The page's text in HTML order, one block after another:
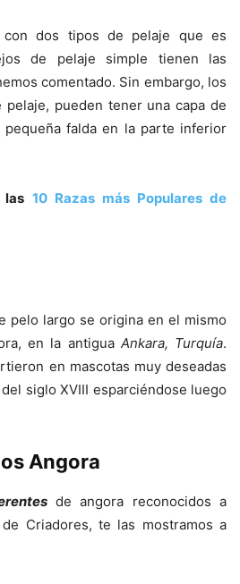
con dos tipos de pelaje que es
de pelaje simple tienen las
comentado. Sin embargo, los
pueden tener una capa de
pequeña falda en la parte inferior
las 10 Razas más Populares de
pelo largo se origina en el mismo
en la antigua Ankara, Turquía.
en mascotas muy deseadas
siglo XVIII esparciéndose luego
Angora
de angora reconocidos a
Criadores, te las mostramos a